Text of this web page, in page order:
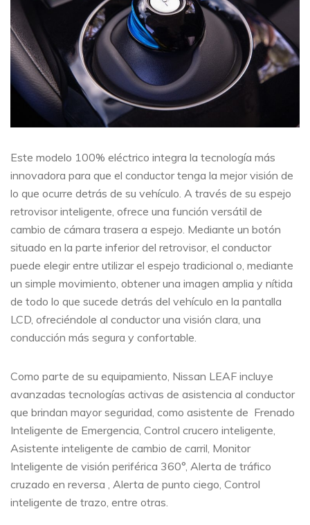
Este modelo 100% eléctrico integra la tecnología más
innovadora para que el conductor tenga la mejor visión de
lo que ocurre detrás de su vehículo. A través de su espejo
retrovisor inteligente, ofrece una función versátil de
cambio de cámara trasera a espejo. Mediante un botón
situado en la parte inferior del retrovisor, el conductor
puede elegir entre utilizar el espejo tradicional o, mediante
un simple movimiento, obtener una imagen amplia y nítida
de todo lo que sucede detrás del vehículo en la pantalla
LCD, ofreciéndole al conductor una visión clara, una
conducción más segura y confortable.
Como parte de su equipamiento, Nissan LEAF incluye
avanzadas tecnologías activas de asistencia al conductor
que brindan mayor seguridad, como asistente de Frenado
Inteligente de Emergencia, Control crucero inteligente,
Asistente inteligente de cambio de carril, Monitor
Inteligente de visión periférica 360°, Alerta de tráfico
cruzado en reversa , Alerta de punto ciego, Control
inteligente de trazo, entre otras.